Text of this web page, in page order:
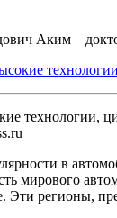
Аким –
технологии
в
мирового
регионы,